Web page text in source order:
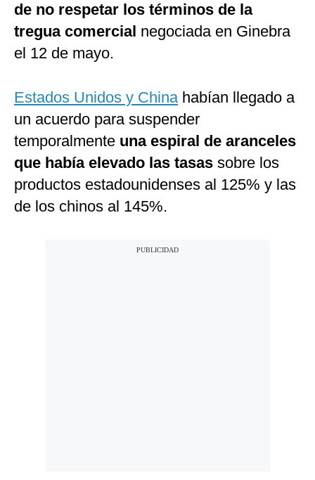
de no respetar los términos de la
tregua comercial negociada en Ginebra
el 12 de mayo.
Estados Unidos y Chinahabían llegado a
un acuerdo para suspender
temporalmente una espiral de aranceles
que había elevado las tasas sobre los
productos estadounidenses al 125% y las
de los chinos al 145%.